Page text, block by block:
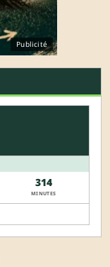
Publicité
314
MINUTES